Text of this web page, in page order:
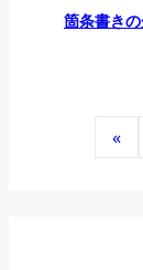
箇条書き
«